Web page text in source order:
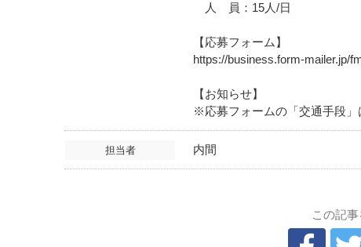
人 員：15人/日
【応募フォーム】
https://business.form-mailer.jp/
【お知らせ】
※応募フォームの「交通手段」
担当者 内間
この記